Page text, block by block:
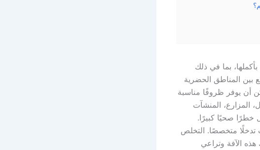
بما في ذلك
بين المناطق الحضرية
أن يوفر ظروفًا مناسبة
المزارع، المنشآت
خطرًا صحيًا كبيرًا.
تدخلًا متخصصًا. التخلص
الآفة وتراعي